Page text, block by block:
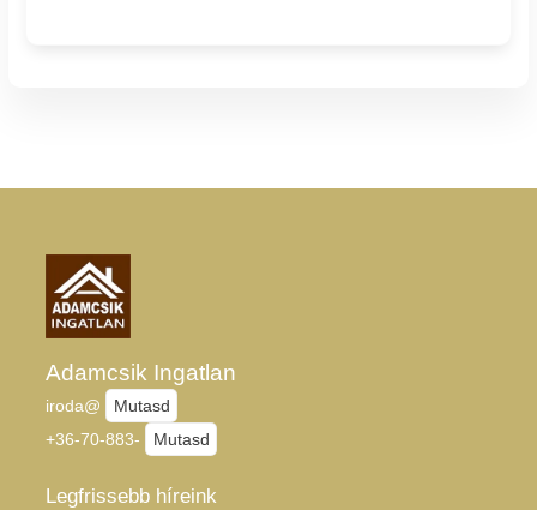
Adamcsik Ingatlan
iroda@
Mutasd
+36-70-883-
Mutasd
Legfrissebb híreink